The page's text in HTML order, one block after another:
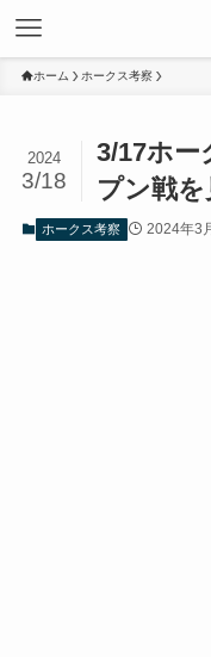
ホーム ホークス考察
3/17ホー
プン戦
2024
3/18
ホークス考察 2024年3